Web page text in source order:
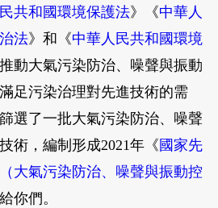
共和國環境保護法》《中華人
法》和《中華人民共和國環境
動大氣污染防治、噪聲與振動
足污染治理對先進技術的需
選了一批大氣污染防治、噪聲
術，編制形成2021年《 國家先
大氣污染防治、噪聲與振動控
你們。